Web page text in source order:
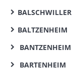
BALSCHWILLER
BALTZENHEIM
BANTZENHEIM
BARTENHEIM